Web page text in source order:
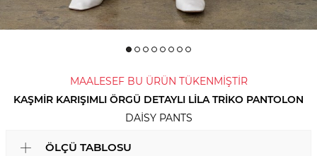
MAALESEF BU ÜRÜN TÜKENMİŞTİR
KAŞMIR KARIŞIMLI ÖRGÜ DETAYLI LILA TRIKO PANTOLON
DAISY PANTS
ÖLÇÜ TABLOSU